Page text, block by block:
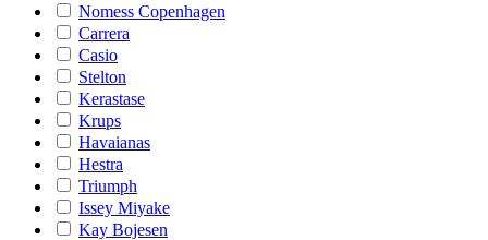
Nomess Copenhagen
Carrera
Casio
Stelton
Kerastase
Krups
Havaianas
Hestra
Triumph
Issey Miyake
Kay Bojesen